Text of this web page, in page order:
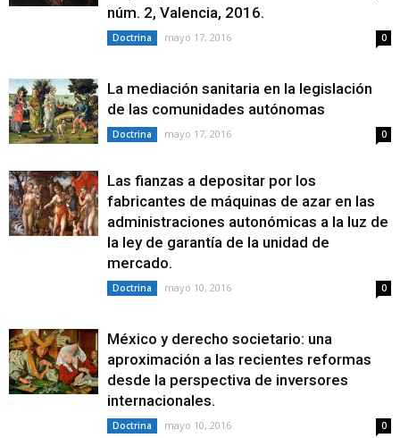
núm. 2, Valencia, 2016.
Doctrina mayo 17, 2016 0
La mediación sanitaria en la legislación
de las comunidades autónomas
Doctrina mayo 17, 2016 0
Las fianzas a depositar por los
fabricantes de máquinas de azar en las
administraciones autonómicas a la luz de
la ley de garantía de la unidad de
mercado.
Doctrina mayo 10, 2016 0
México y derecho societario: una
aproximación a las recientes reformas
desde la perspectiva de inversores
internacionales.
Doctrina mayo 10, 2016 0